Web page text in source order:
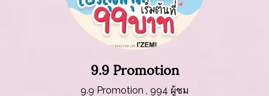
9.9 Promotion
9.9 Promotion , 994 ผู้ชม